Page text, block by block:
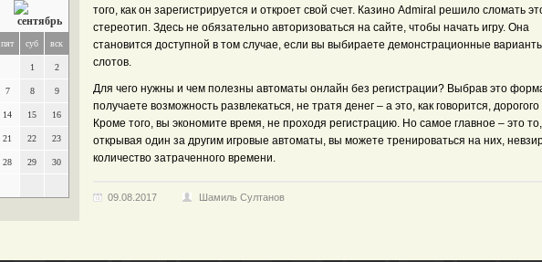
пят суб вск
1 2
7 8 9
14 15 16
21 22 23
28 29 30
того, как он зарегистрируется и откроет свой счет. Казино Admiral решило сломать
стереотип. Здесь не обязательно авторизоваться на сайте, чтобы начать игру. Она
становится доступной в том случае, если вы выбираете демонстрационные
слотов.
Для чего нужны и чем полезны автоматы онлайн без регистрации? Выбрав это
получаете возможность развлекаться, не тратя денег – а это, как говорится, дорогого
Кроме того, вы экономите время, не проходя регистрацию. Но самое главное – это
открывая один за другим игровые автоматы, вы можете тренироваться на них,
количество затраченного времени.
09.08.2017 Шамиль Султанов